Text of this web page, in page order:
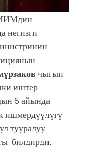
ИИМдин
негизги
чыгып
иштер
6 айында
ишмердүүлүгү
тууралуу
билдирди.